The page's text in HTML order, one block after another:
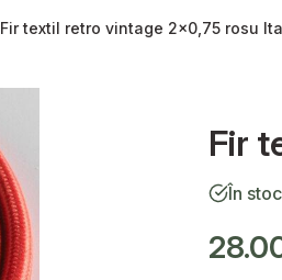
Fir textil retro vintage 2x0,75 rosu
Fir
În stoc